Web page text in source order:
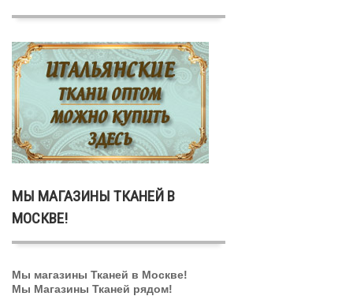
МЫ МАГАЗИНЫ ТКАНЕЙ В
МОСКВЕ!
Мы магазины Тканей в Москве!
Мы Магазины Тканей рядом!